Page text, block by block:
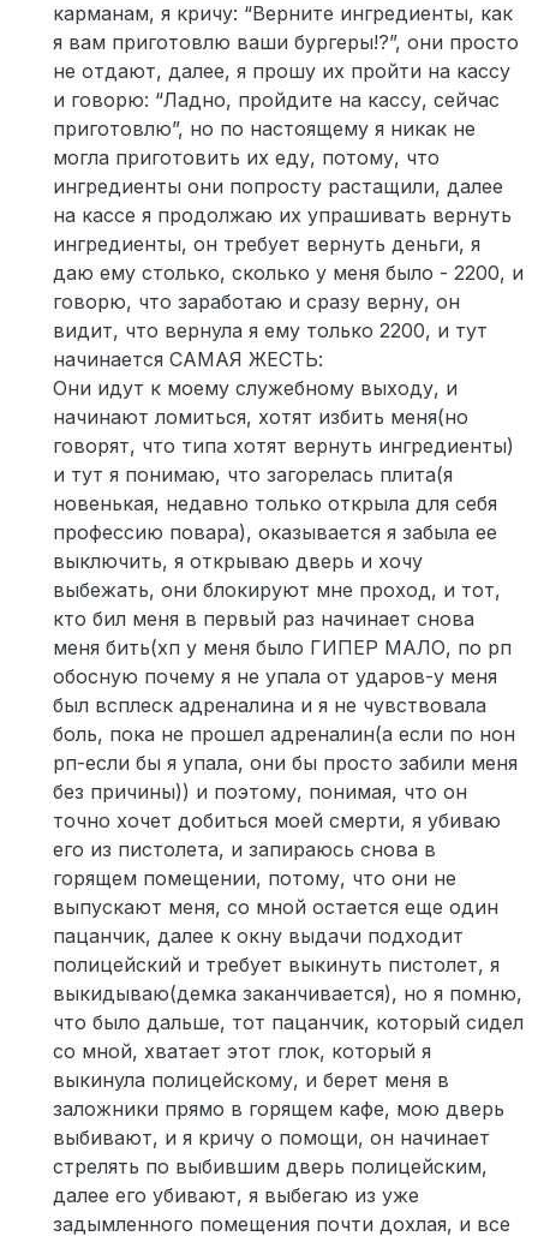
карманам, я кричу: “Верните ингредиенты, как
я вам приготовлю ваши бургеры!?”, они просто
не отдают, далее, я прошу их пройти на кассу
и говорю: “Ладно, пройдите на кассу, сейчас
приготовлю”, но по настоящему я никак не
могла приготовить их еду, потому, что
ингредиенты они попросту растащили, далее
на кассе я продолжаю их упрашивать вернуть
ингредиенты, он требует вернуть деньги, я
даю ему столько, сколько у меня было - 2200, и
говорю, что заработаю и сразу верну, он
видит, что вернула я ему только 2200, и тут
начинается САМАЯ ЖЕСТЬ:
Они идут к моему служебному выходу, и
начинают ломиться, хотят избить меня(но
говорят, что типа хотят вернуть ингредиенты)
и тут я понимаю, что загорелась плита(я
новенькая, недавно только открыла для себя
профессию повара), оказывается я забыла ее
выключить, я открываю дверь и хочу
выбежать, они блокируют мне проход, и тот,
кто бил меня в первый раз начинает снова
меня бить(хп у меня было ГИПЕР МАЛО, по рп
обосную почему я не упала от ударов-у меня
был всплеск адреналина и я не чувствовала
боль, пока не прошел адреналин(а если по нон
рп-если бы я упала, они бы просто забили меня
без причины)) и поэтому, понимая, что он
точно хочет добиться моей смерти, я убиваю
его из пистолета, и запираюсь снова в
горящем помещении, потому, что они не
выпускают меня, со мной остается еще один
пацанчик, далее к окну выдачи подходит
полицейский и требует выкинуть пистолет, я
выкидываю(демка заканчивается), но я помню,
что было дальше, тот пацанчик, который сидел
со мной, хватает этот глок, который я
выкинула полицейскому, и берет меня в
заложники прямо в горящем кафе, мою дверь
выбивают, и я кричу о помощи, он начинает
стрелять по выбившим дверь полицейским,
далее его убивают, я выбегаю из уже
задымленного помещения почти дохлая, и все